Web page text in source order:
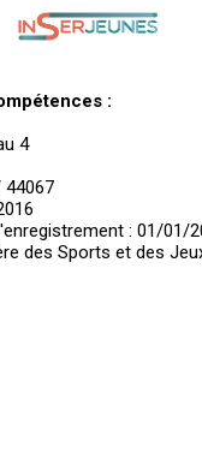
:
4
44067
: 01/01/
des Sports et des